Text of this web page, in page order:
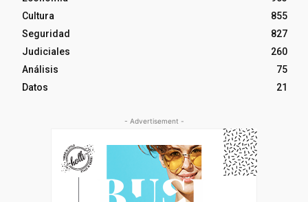
Cultura
855
Seguridad
827
Judiciales
260
Análisis
75
Datos
21
- Advertisement -